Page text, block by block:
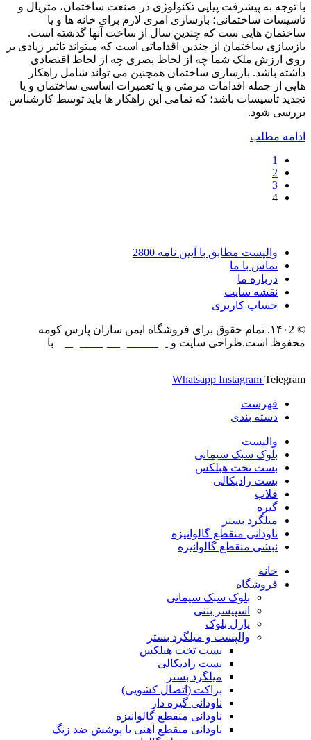
با توجه به پیشرفت پیاپی تکنولوژی در صنعت ساختمان، متریال و
تاسیسات ساختمانی؛ بازسازی امری لازم برای خانه ها و یا
ساختمان هایی ست که چندین سال از ساخت آنها گذشته است.
بازسازی ساختمان از چندین اقداماتی است که میتواند تاثیر زیادی بر
روی ارزش ملک شما چه از لحاظ بصری چه از لحاظ اقتصادی
داشته باشد. بازسازی ساختمان همچنین می تواند شامل راهکار
هایی از جمله اقدامات مرمتی و یا تعمیرات اساسی ساختمان و یا
تجدید تاسیسات باشد؛ که تمامی این راهکار ها باید توسط کارشناس
بررسی شود.
ادامه مطلب
1
2
3
4
والپست مطابق با آیین نامه 2800
تماس با ما
درباره ما
نقشه سایت
حساب کاربری
© ۱۴۰2. تمام حقوق برای فروشگاه ایمن سازان پارس کومه
محفوظ است.طراحی سایت و
با
Whatsapp Instagram Telegram
فهرست
دسته بندی
والپست
بلوک سبک سیمانی
بست تخت هبلکس
بست رادیکالی
قلاب
گیره
میلگرد بستر
ناودانی منقطع گالوانیزه
نبشی منقطع گالوانیزه
خانه
فروشگاه
بلوک سبک سیمانی
اسپیسر بتنی
پازل بلوک
والپست و میلگرد بستر
بست تخت هبلکس
بست رادیکالی
میلگرد بستر
براکت (اتصال کشویی)
ناودانی گیره دار
ناودانی منقطع گالوانیزه
ناودانی منقطع آهنی با پوشش ضد زنگ